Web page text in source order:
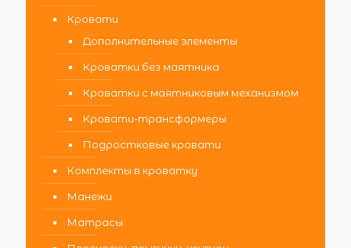
Кровати
Дополнительные элементы
Кроватки без маятника
Кроватки с маятниковым механизмом
Кровати-трансформеры
Подростковые кровати
Комплекты в кроватку
Манежи
Матрасы